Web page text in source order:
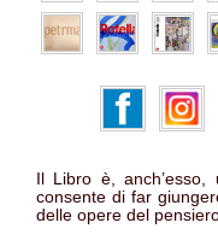
Il Libro è, anch’esso,
consente di far
delle opere del